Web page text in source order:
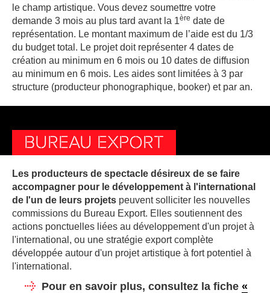
le champ artistique. Vous devez soumettre votre
demande 3 mois au plus tard avant la 1ère date de
représentation. Le montant maximum de l’aide est du 1/3
du budget total. Le projet doit représenter 4 dates de
création au minimum en 6 mois ou 10 dates de diffusion
au minimum en 6 mois. Les aides sont limitées à 3 par
structure (producteur phonographique, booker) et par an.
BUREAU EXPORT
Les producteurs de spectacle désireux de se faire
accompagner pour le développement à l'international
de l'un de leurs projets peuvent solliciter les nouvelles
commissions du Bureau Export. Elles soutiennent des
actions ponctuelles liées au développement d'un projet à
l'international, ou une stratégie export complète
développée autour d'un projet artistique à fort potentiel à
l'international.
Pour en savoir plus, consultez la fiche «